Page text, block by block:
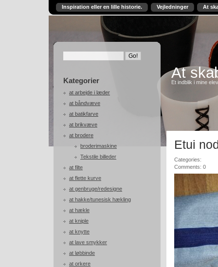
Inspiration eller en lille historie. Vejledninger At
Kategorier
at arbejde i læder
at båndvæve
at batikfarve
at brikvæve
at brodere
broderimaskine
Tekstile billeder
at filte
at flette kurve
at genbruge/redesigne
at hakke/tunesisk hækling
at hækle
at kniple
at knytte
at lave smykker
at løbbinde
at orkere
At
Et indblik i mine
Etui
Categories:
Comments: 0